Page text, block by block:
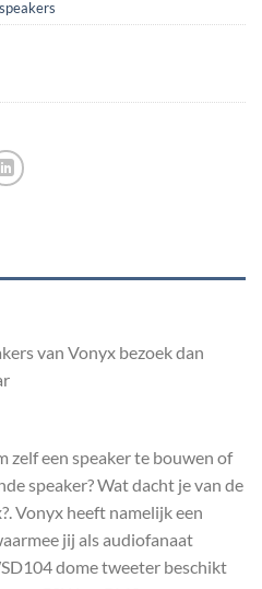
van Vonyx bezoek dan
zelf een speaker te bouwen of
speaker? Wat dacht je van de
Vonyx heeft namelijk een
jij als audiofanaat
dome tweeter beschikt